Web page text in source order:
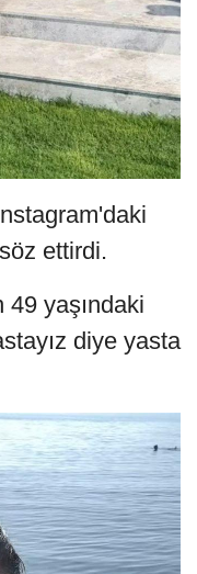
ettirdi.
49 yaşındaki
diye yasta